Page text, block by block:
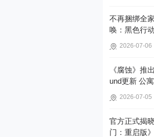
不再捆绑全
唤：黑色行
2026-07-06
《腐蚀》推
und更新 公
2026-07-05
官方正式揭
门：重启版